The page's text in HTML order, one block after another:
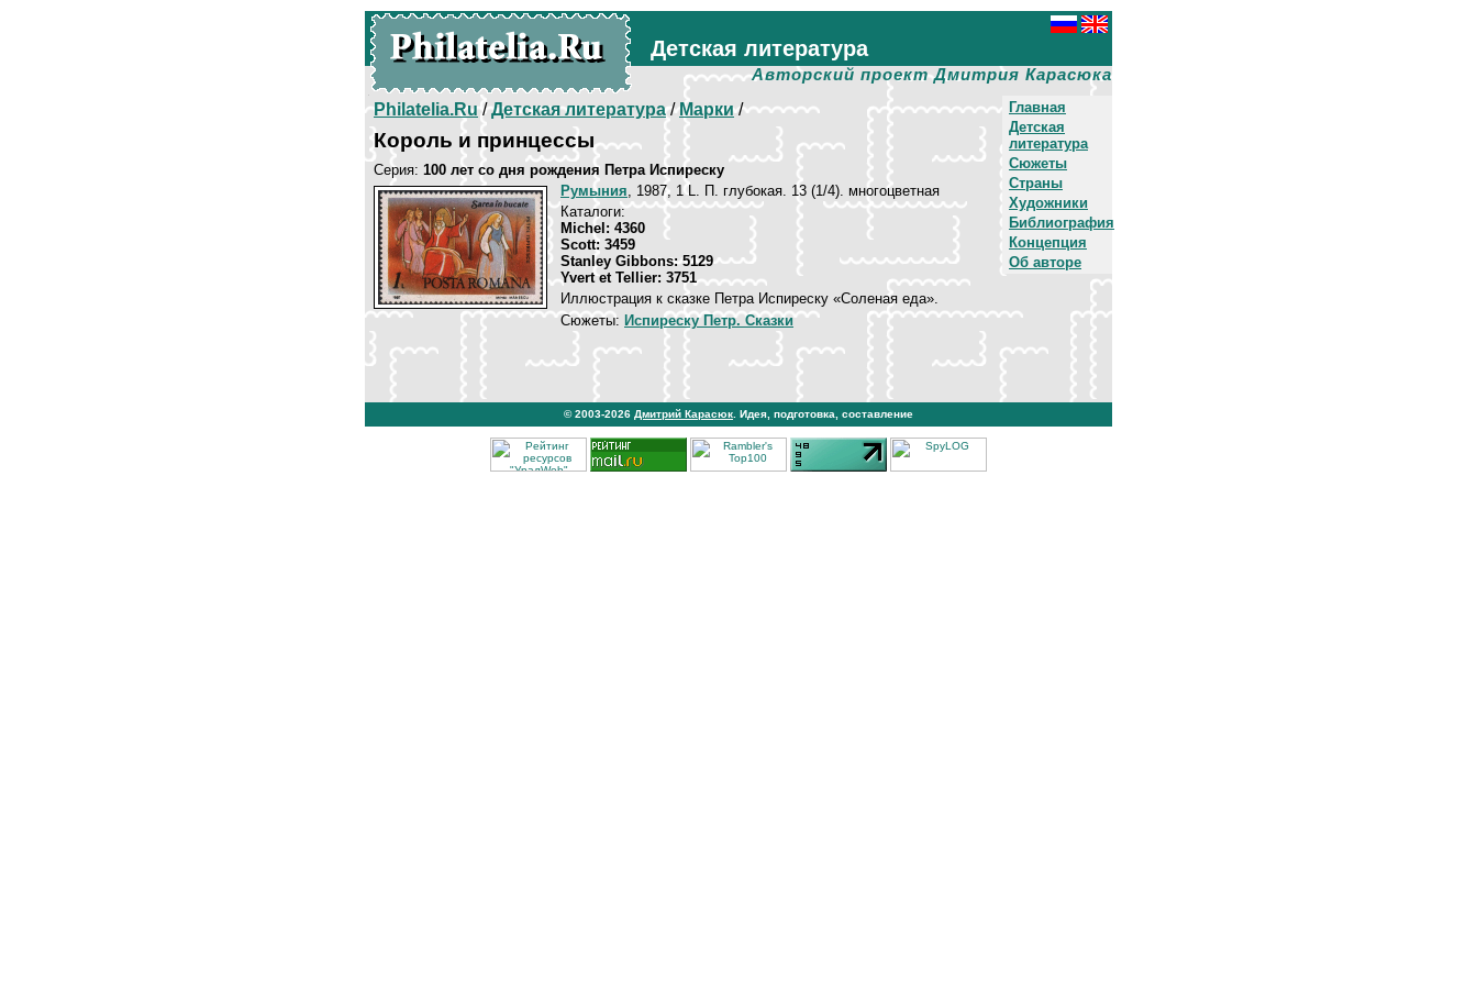
Детская литература
Авторский проект Дмитрия Карасюка
Главная
Детская
литература
Сюжеты
Страны
Художники
Библиография
Концепция
Об авторе
Philatelia.Ru/Детская литература/Марки/
Король и принцессы
Серия: 100 лет со дня рождения Петра Испиреску
Румыния, 1987, 1 L. П. глубокая. 13 (1/4). многоцветная
Каталоги:
Michel: 4360
Scott: 3459
Stanley Gibbons: 5129
Yvert et Tellier: 3751
Иллюстрация к сказке Петра Испиреску «Соленая еда».
Сюжеты: Испиреску Петр. Сказки
© 2003-2026 Дмитрий Карасюк . Идея, подготовка, составление